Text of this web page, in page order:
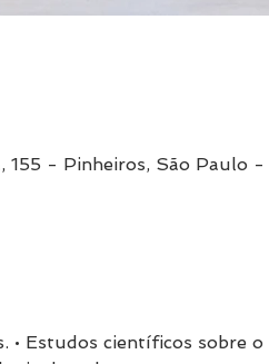
155 - Pinheiros, São Paulo
• Estudos científicos sobre